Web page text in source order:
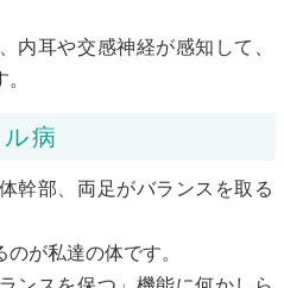
内耳や交感神経が感知して、
病
幹部、両足がバランスを取る
が私達の体です。